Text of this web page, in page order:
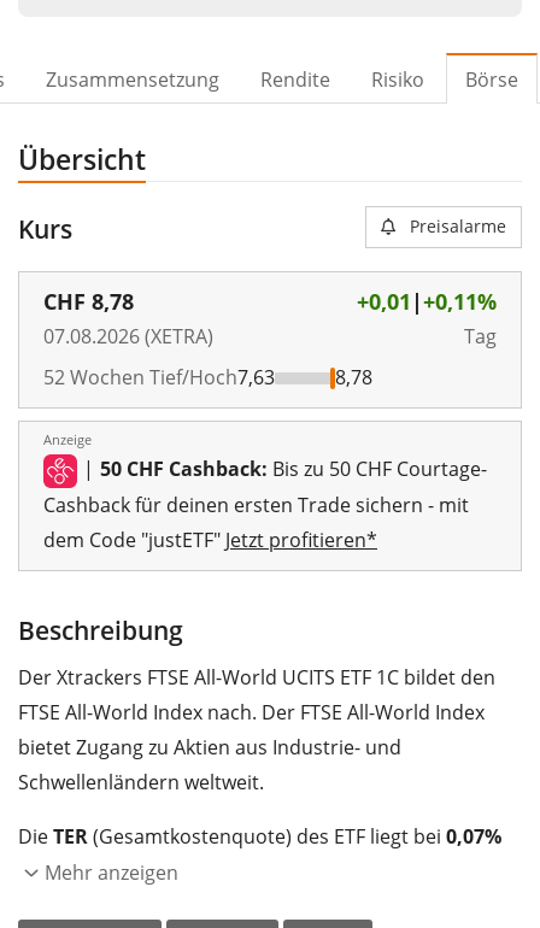
Zusammensetzung Rendite Risiko Börse
Übersicht
Kurs Preisalarme
CHF 8,78
07.08.2026 (XETRA)
+0,01 |+0,11%
Tag
52 Wochen Tief/Hoch7,63 8,78
Anzeige
| 50 CHF Cashback: Bis zu 50 CHF Courtage-
Cashback für deinen ersten Trade sichern - mit
dem Code "justETF" Jetzt profitieren*
Beschreibung
Der Xtrackers FTSE All-World UCITS ETF 1C bildet den
FTSE All-World Index nach. Der FTSE All-World Index
bietet Zugang zu Aktien aus Industrie- und
Schwellenländern weltweit.
DieTER(Gesamtkostenquote) des ETF liegt bei 0,07%
p.a.. Der Xtrackers FTSE All-World UCITS ETF 1C ist der
Mehr anzeigen